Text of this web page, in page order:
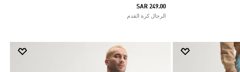
SAR 249.00
الرجال كرة القدم